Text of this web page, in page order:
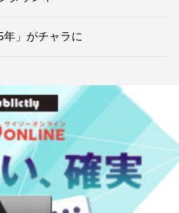
年」がチャラに